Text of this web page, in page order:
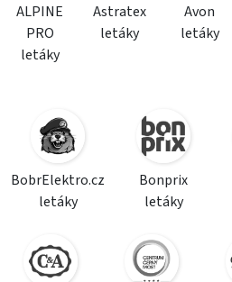
ALPINE
PRO
letáky
Astratex
letáky
Avon
letáky
BobrElektro.cz
letáky
Bonprix
letáky